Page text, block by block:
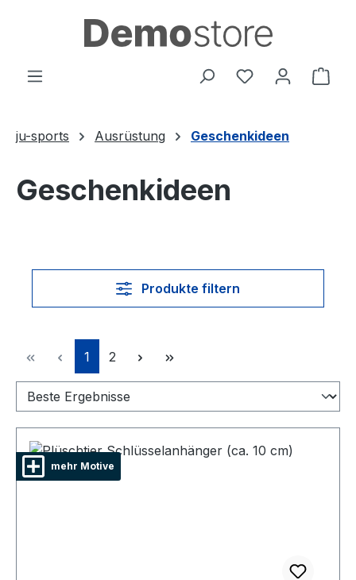
Zum Hauptinhalt springen
Du hast 0
ju-sports Ausrüstung Geschenkideen
Geschenkideen
Produkte filtern
Seite
1 Seite
2
mehr Motive